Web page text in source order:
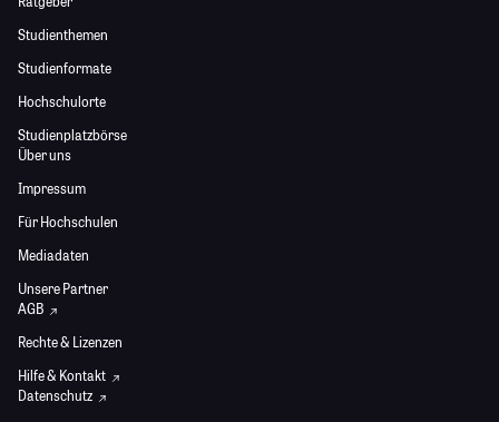
Studienthemen
Studienformate
Hochschulorte
Studienplatzbörse
Über uns
Impressum
Für Hochschulen
Mediadaten
Unsere Partner
AGB
Rechte & Lizenzen
Hilfe & Kontakt
Datenschutz